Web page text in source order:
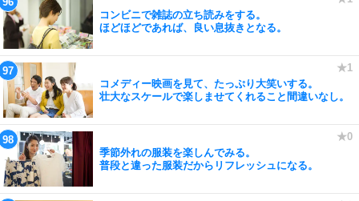
コンビニで雑誌の立ち読みをする。
ほどほどであれば、良い息抜きとなる。
コメディー映画を見て、たっぷり大笑いする。
壮大なスケールで楽しませてくれること間違いなし。
季節外れの服装を楽しんでみる。
普段と違った服装だからリフレッシュになる。